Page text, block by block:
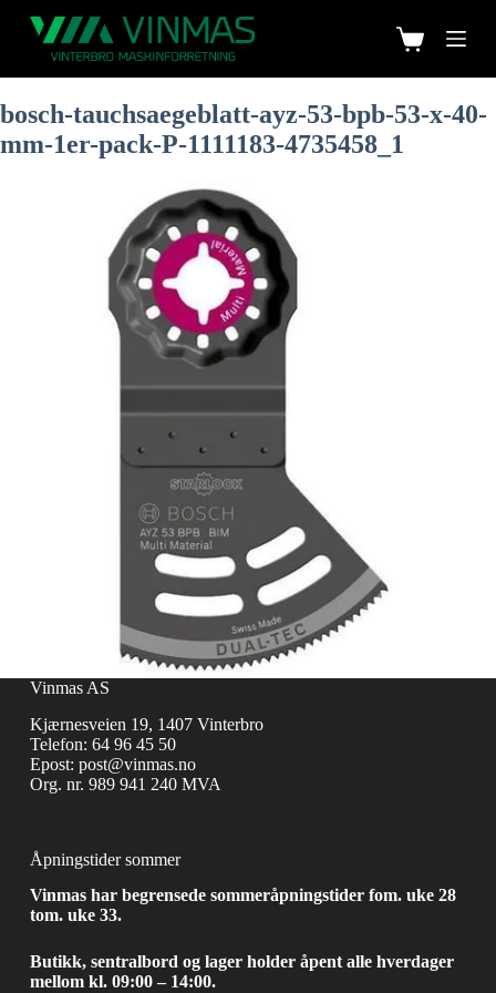
bosch-tauchsaegeblatt-ayz-53-bpb-53-x-40-
mm-1er-pack-P-1111183-4735458_1
Vinmas AS
Kjærnesveien 19, 1407 Vinterbro
Telefon: 64 96 45 50
Epost: post@vinmas.no
Org. nr. 989 941 240 MVA
Åpningstider sommer
Vinmas har begrensede sommeråpningstider fom. uke 28
tom. uke 33.
Butikk, sentralbord og lager holder åpent alle hverdager
mellom kl. 09:00 – 14:00.